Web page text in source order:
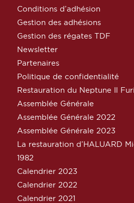
Conditions d’adhésion
Gestion des adhésions
Gestion des régates TDF
Newsletter
Partenaires
Politique de confidentialité
Restauration du Neptune Il
Assemblée Générale
Assemblée Générale 2022
Assemblée Générale 2023
La restauration d’HALUARD
1982
Calendrier 2023
Calendrier 2022
Calendrier 2021